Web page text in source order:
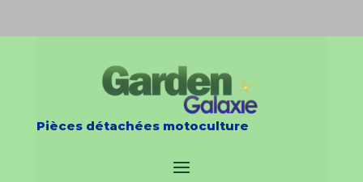
Pièces détachées motoculture